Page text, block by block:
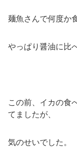
麺魚さんで何度か
やっぱり醤油に比
この前、イカの食
てましたが、
気のせいでした。